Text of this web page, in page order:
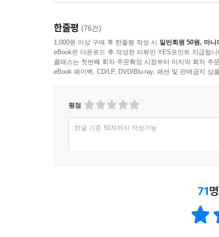
한줄평 (76건)
1,000원 이상 구매 후 한줄평 작성 시 일반회원 50원, 마니
eBook은 다운로드 후 작성한 리뷰만 YES포인트 지급됩니
클래스는 첫번째 회차 주문확정 시점부터 마지막 회차 주
eBook 페이백, CD/LP, DVD/Blu-ray, 패션 및 판매금지 상
평점
한글 기준 50자까지 작성가능
71